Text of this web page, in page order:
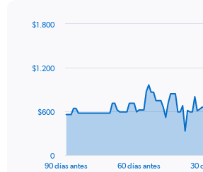
data
The
90 días antes 60 días antes 30
0
$600
$1.200
$1.800